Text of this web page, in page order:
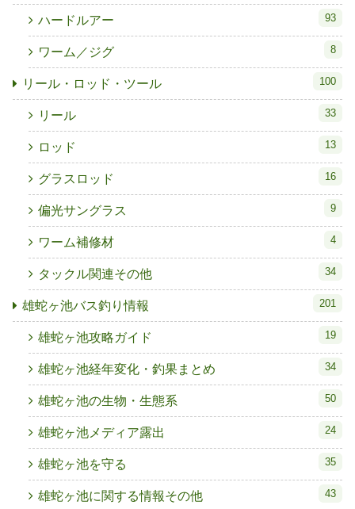
ハードルアー 93
ワーム／ジグ 8
リール・ロッド・ツール 100
リール 33
ロッド 13
グラスロッド 16
偏光サングラス 9
ワーム補修材 4
タックル関連その他 34
雄蛇ヶ池バス釣り情報 201
雄蛇ヶ池攻略ガイド 19
雄蛇ヶ池経年変化・釣果まとめ 34
雄蛇ヶ池の生物・生態系 50
雄蛇ヶ池メディア露出 24
雄蛇ヶ池を守る 35
雄蛇ヶ池に関する情報その他 43